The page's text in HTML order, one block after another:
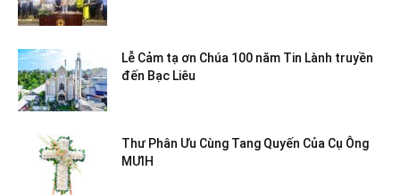
Lễ Cảm tạ ơn Chúa 100 năm Tin Lành truyền
đến Bạc Liêu
Thư Phân Ưu Cùng Tang Quyến Của Cụ Ông
MƯIH